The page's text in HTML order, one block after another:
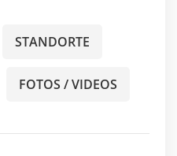
STANDORTE
FOTOS / VIDEOS